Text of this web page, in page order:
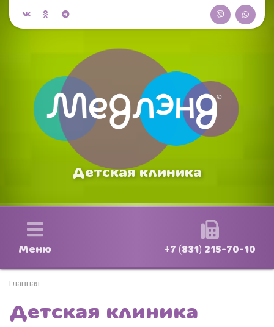
Детская клиника
Меню +7 (831) 215-70-10
Главная
Детская клиника